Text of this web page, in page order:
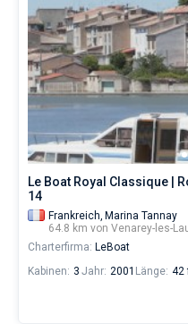
Le Boat Royal Classique |
14
Frankreich, Marina Tannay
64.8 km von Venarey-les-
Charterfirma: LeBoat
Kabinen: 3 Jahr: 2001 Länge: 42